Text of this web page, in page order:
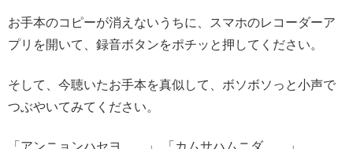
お手本のコピーが消えないうちに、スマホのレコーダーア
プリを開いて、録音ボタンをポチッと押してください。
そして、今聴いたお手本を真似して、ボソボソっと小声で
つぶやいてみてください。
「アンニョンハセヨ……」 「カムサハムニダ……」